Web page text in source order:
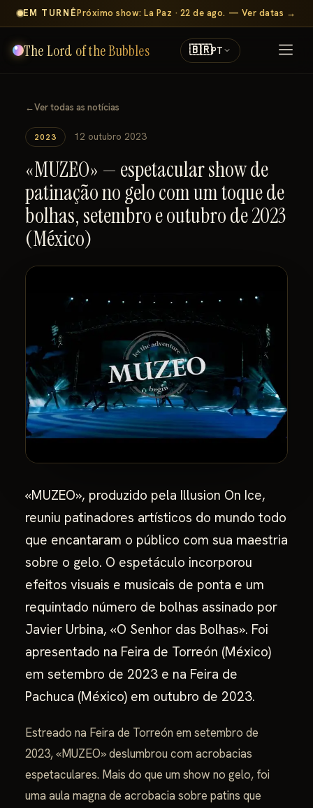
EM TURNÊPróximo show: La Paz · 22 de ago. — Ver datas →
The Lord of the Bubbles 🇧🇷PT
←Ver todas as notícias
2023 12 outubro 2023
«MUZEO» — espetacular show de
patinação no gelo com um toque de
bolhas, setembro e outubro de 2023
(México)
«MUZEO», produzido pela Illusion On Ice,
reuniu patinadores artísticos do mundo todo
que encantaram o público com sua maestria
sobre o gelo. O espetáculo incorporou
efeitos visuais e musicais de ponta e um
requintado número de bolhas assinado por
Javier Urbina, «O Senhor das Bolhas». Foi
apresentado na Feira de Torreón (México)
em setembro de 2023 e na Feira de
Pachuca (México) em outubro de 2023.
Estreado na Feira de Torreón em setembro de
2023, «MUZEO» deslumbrou com acrobacias
espetaculares. Mais do que um show no gelo, foi
uma aula magna de acrobacia sobre patins que